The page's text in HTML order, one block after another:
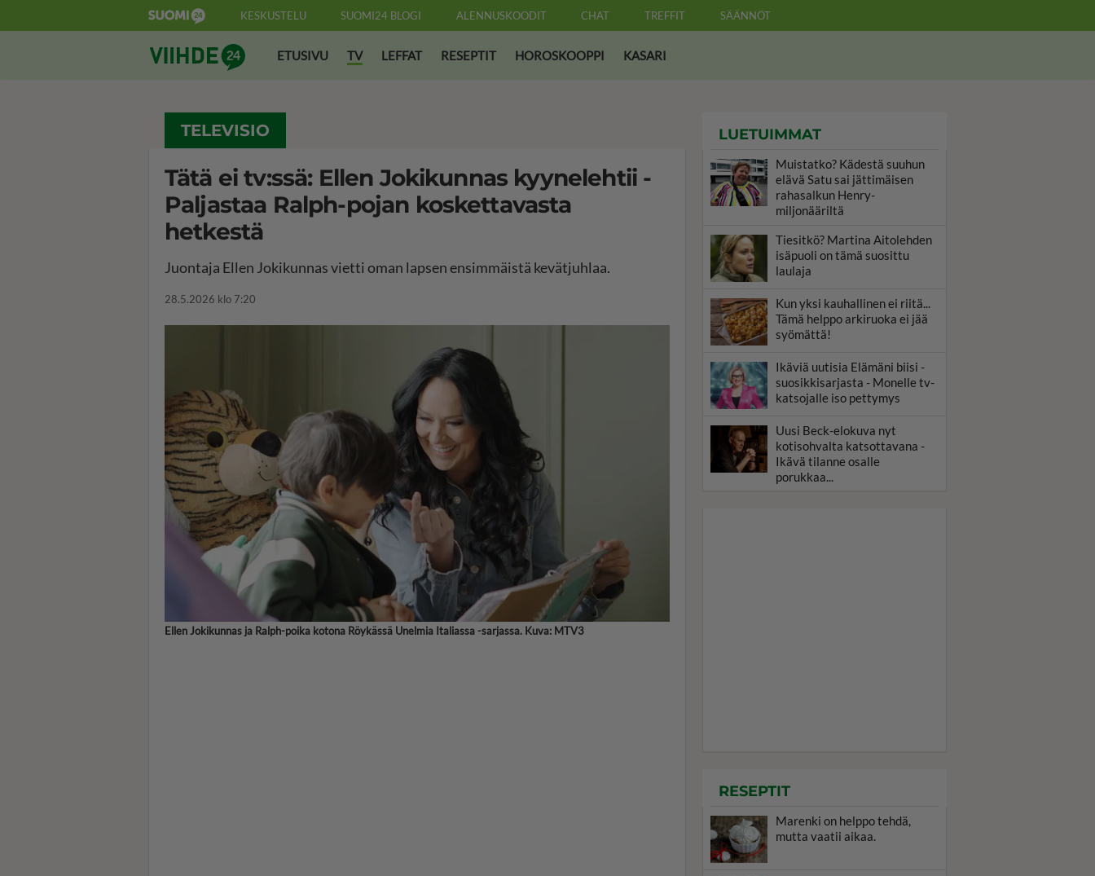
KESKUSTELU SUOMI24 BLOGI ALENNUSKOODIT CHAT TREFFIT SÄÄNNÖT
Suomi24 ViihdeETUSIVU TV LEFFAT RESEPTIT HOROSKOOPPI KASARI
TELEVISIO
Tätä ei tv:ssä: Ellen Jokikunnas kyynelehtii -
Paljastaa Ralph-pojan koskettavasta
hetkestä
Juontaja Ellen Jokikunnas vietti oman lapsen ensimmäistä kevätjuhlaa.
28.5.2026 klo 7:20
Ellen Jokikunnas ja Ralph-poika kotona Röykässä Unelmia Italiassa -sarjassa. Kuva: MTV3
LUETUIMMAT
Muistatko? Kädestä suuhun
elävä Satu sai jättimäisen
rahasalkun Henry-
miljonääriltä
Tiesitkö? Martina Aitolehden
isäpuoli on tämä suosittu
laulaja
Kun yksi kauhallinen ei riitä...
Tämä helppo arkiruoka ei jää
syömättä!
Ikäviä uutisia Elämäni biisi -
suosikkisarjasta - Monelle tv-
katsojalle iso pettymys
Uusi Beck-elokuva nyt
kotisohvalta katsottavana -
Ikävä tilanne osalle
porukkaa...
RESEPTIT
Marenki on helppo tehdä,
mutta vaatii aikaa.